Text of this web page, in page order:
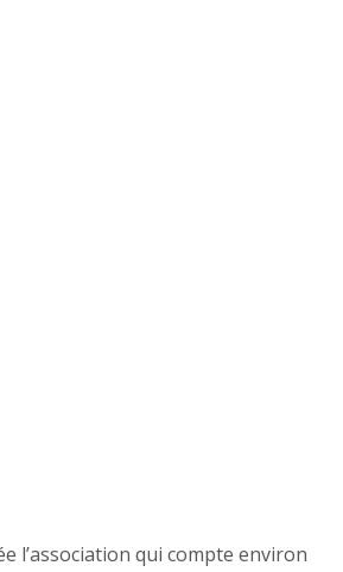
l’association qui compte environ